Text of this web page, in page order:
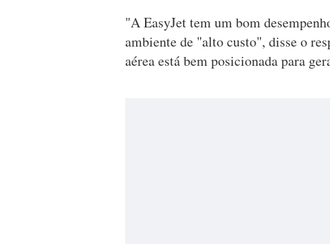
"A EasyJet tem um bom
ambiente de "alto custo", disse o
aérea está bem posicionada para